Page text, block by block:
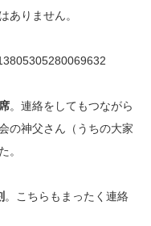
ありません。
。連絡をしてもつながら
の神父さん（うちの大家
。
。こちらもまったく連絡